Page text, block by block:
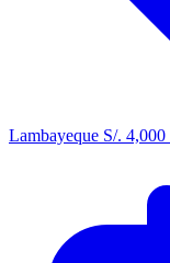
Lambayeque S/. 4,000